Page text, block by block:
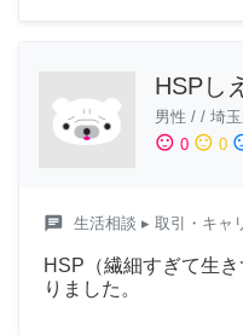
HSPし
男性 / / 埼
sentiment_satisfied 0 sentiment_neutral 0
chat 生活相談 ▸ 取引・キャ
HSP（繊細すぎて生
りました。